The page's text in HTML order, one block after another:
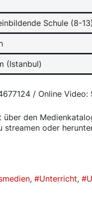
Schule (8-
(Istanbul)
/ Online Video:
den
oder
Unterricht